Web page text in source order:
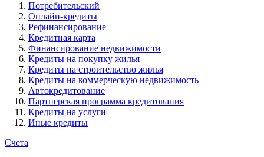
Потребительский
Онлайн-кредиты
Рефинансирование
Кредитная карта
Финансирование недвижимости
Кредиты на покупку жилья
Кредиты на строительство жилья
Кредиты на коммерческую недвижимость
Автокредитование
Партнерская программа кредитования
Кредиты на услуги
Иные кредиты
Счета